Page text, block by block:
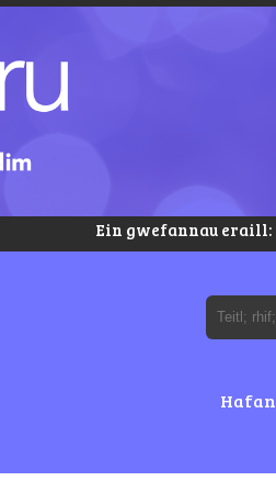
Ein gwefannau eraill:
Hafan